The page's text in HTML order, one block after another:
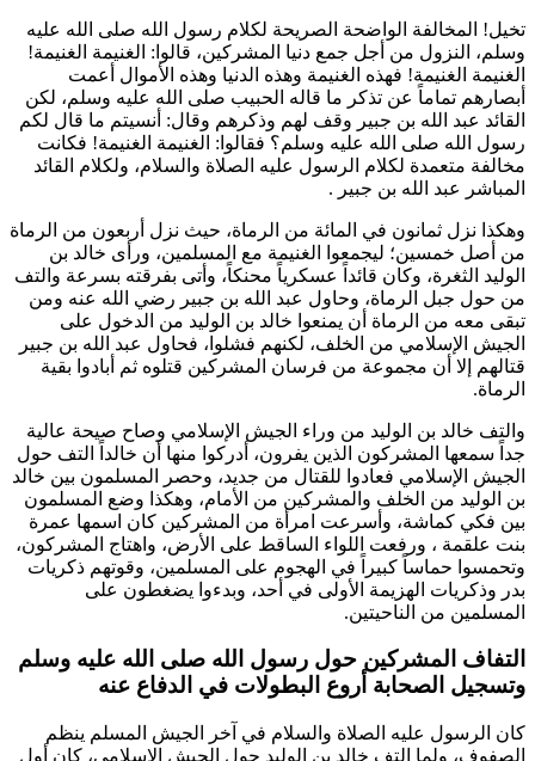
تخيل! المخالفة الواضحة الصريحة لكلام رسول الله صلى الله عليه
وسلم، النزول من أجل جمع دنيا المشركين، قالوا: الغنيمة الغنيمة!
الغنيمة الغنيمة! فهذه الغنيمة وهذه الدنيا وهذه الأموال أعمت
أبصارهم تماماً عن تذكر ما قاله الحبيب صلى الله عليه وسلم، لكن
القائد عبد الله بن جبير وقف لهم وذكرهم وقال: أنسيتم ما قال لكم
رسول الله صلى الله عليه وسلم؟ فقالوا: الغنيمة الغنيمة! فكانت
مخالفة متعمدة لكلام الرسول عليه الصلاة والسلام، ولكلام القائد
المباشر
عبد الله بن جبير .
وهكذا نزل ثمانون في المائة من الرماة، حيث نزل أربعون من الرماة
من أصل خمسين؛ ليجمعوا الغنيمة مع المسلمين، ورأى خالد بن
الوليد الثغرة، وكان قائداً عسكرياً محنكاً، وأتى بفرقته بسرعة والتف
من حول جبل الرماة، وحاول عبد الله بن جبير رضي الله عنه ومن
تبقى معه من الرماة أن يمنعوا خالد بن الوليد من الدخول على
الجيش الإسلامي من الخلف، لكنهم فشلوا، فحاول عبد الله بن جبير
قتالهم إلا أن مجموعة من فرسان المشركين قتلوه ثم أبادوا بقية
الرماة.
والتف خالد بن الوليد من وراء الجيش الإسلامي وصاح صيحة عالية
جداً سمعها المشركون الذين يفرون، أدركوا منها أن خالداً
التف حول
الجيش الإسلامي فعادوا للقتال من جديد، وحصر المسلمون بين خالد
بن الوليد من الخلف والمشركين من الأمام، وهكذا وضع المسلمون
بين فكي كماشة، وأسرعت امرأة من المشركين كان اسمها عمرة
بنت علقمة ، ورفعت اللواء الساقط على الأرض، واهتاج المشركون،
وتحمسوا حماساً كبيراً في الهجوم على المسلمين، وقوتهم ذكريات
بدر وذكريات الهزيمة الأولى في أحد، وبدءوا يضغطون على
المسلمين من الناحيتين.
التفاف المشركين حول رسول الله صلى الله عليه وسلم
وتسجيل الصحابة أروع البطولات في الدفاع عنه
كان الرسول عليه الصلاة والسلام في آخر الجيش المسلم ينظم
الصفوف، ولما التف خالد بن الوليد حول الجيش الإسلامي، كان أول